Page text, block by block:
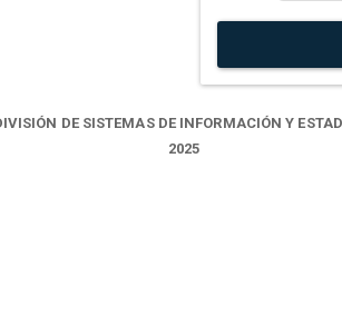
DE SISTEMAS DE INFORMACIÓN Y
2025